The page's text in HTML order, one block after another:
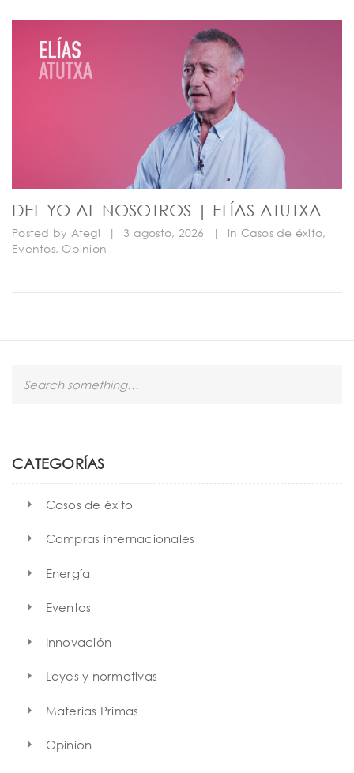
DEL YO AL NOSOTROS | ELÍAS ATUTXA
Posted by Ategi | 3 agosto, 2026 | In Casos de éxito,
Eventos, Opinion
h
CATEGORÍAS
Casos de éxito
Compras internacionales
Energía
Eventos
Innovación
Leyes y normativas
Materias Primas
Opinion